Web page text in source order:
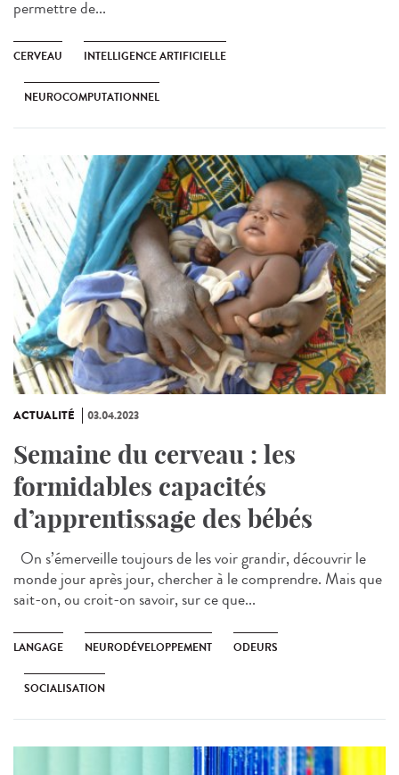
permettre de...
CERVEAU INTELLIGENCE ARTIFICIELLE
NEUROCOMPUTATIONNEL
ACTUALITÉ 03.04.2023
Semaine du cerveau : les
formidables capacités
d’apprentissage des bébés
On s’émerveille toujours de les voir grandir, découvrir le
monde jour après jour, chercher à le comprendre. Mais que
sait-on, ou croit-on savoir, sur ce que...
LANGAGE NEURODÉVELOPPEMENT ODEURS
SOCIALISATION